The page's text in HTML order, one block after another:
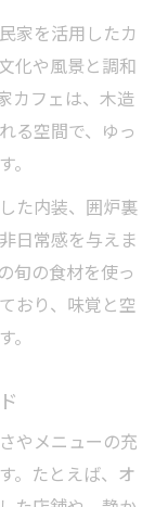
家を活用したカ
化や風景と調和
カフェは、木造
る空間で、ゆっ
た内装、囲炉裏
日常感を与えま
旬の食材を使っ
おり、味覚と空
やメニューの充
。たとえば、オ